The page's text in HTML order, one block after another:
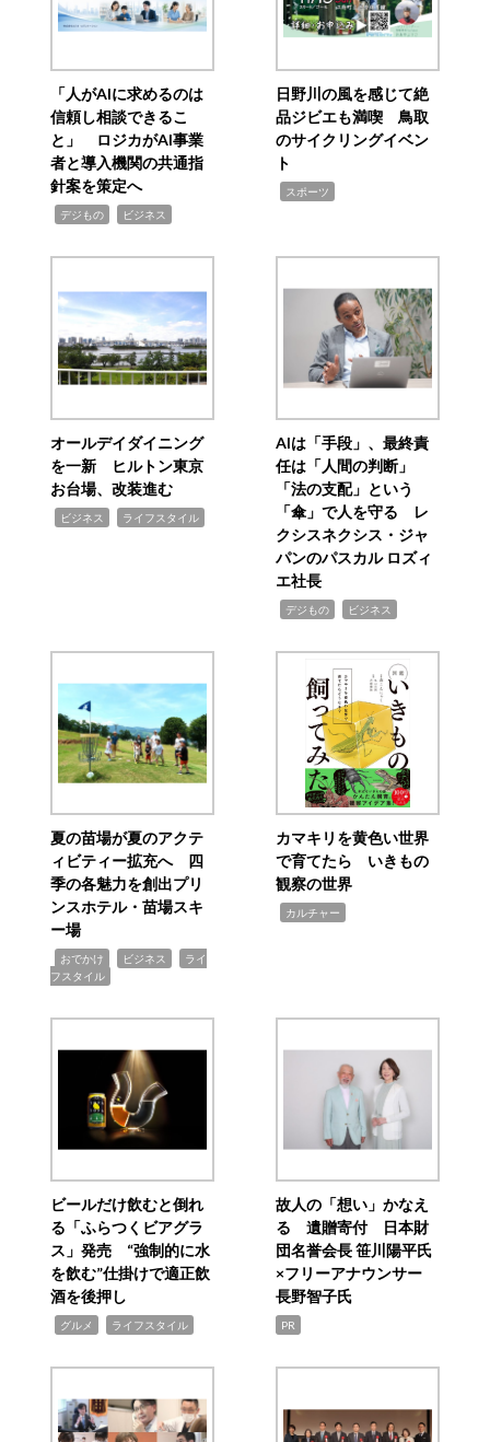
「人がAIに求めるのは
信頼し相談できるこ
と」 ロジカがAI事業
者と導入機関の共通指
針案を策定へ
デジもの ビジネス
日野川の風を感じて絶
品ジビエも満喫 鳥取
のサイクリングイベン
ト
スポーツ
オールデイダイニング
を一新 ヒルトン東京
お台場、改装進む
ビジネス ライフスタイル
AIは「手段」、最終責
任は「人間の判断」
「法の支配」という
「傘」で人を守る レ
クシスネクシス・ジャ
パンのパスカル ロズィ
エ社長
デジもの ビジネス
夏の苗場が夏のアクテ
ィビティー拡充へ 四
季の各魅力を創出プリ
ンスホテル・苗場スキ
ー場
おでかけ ビジネス
ライ
フスタイル
カマキリを黄色い世界
で育てたら いきもの
観察の世界
カルチャー
ビールだけ飲むと倒れ
る「ふらつくビアグラ
ス」発売 “強制的に水
を飲む”仕掛けで適正飲
酒を後押し
グルメ ライフスタイル
故人の「想い」かなえ
る 遺贈寄付 日本財
団名誉会長 笹川陽平氏
×フリーアナウンサー
長野智子氏
PR